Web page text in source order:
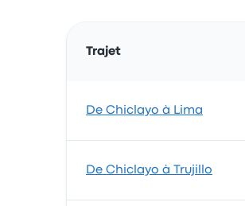
Trajet
De Chiclayo à Lima
De Chiclayo à Trujillo